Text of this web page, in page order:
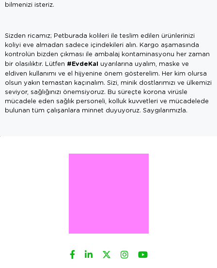
bilmenizi isteriz.
Sizden ricamız; Petburada kolileri ile teslim edilen ürünlerinizi
koliyi eve almadan sadece içindekileri alın. Kargo aşamasında
kontrolün bizden çıkması ile ambalaj kontaminasyonu her zaman
bir olasılıktır. Lütfen #EvdeKal uyarılarına uyalım, maske ve
eldiven kullanımı ve el hijyenine önem gösterelim. Her kim olursa
olsun yakın temastan kaçınalım. Sizi, minik dostlarımızı ve ülkemizi
seviyor, sağlığınızı önemsiyoruz. Bu süreçte korona virüsle
mücadele eden sağlık personeli, kolluk kuvvetleri ve mücadelede
bulunan tüm çalışanlara minnet duyuyoruz. Saygılarımızla.